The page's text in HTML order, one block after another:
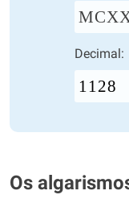
Decimal:
Os